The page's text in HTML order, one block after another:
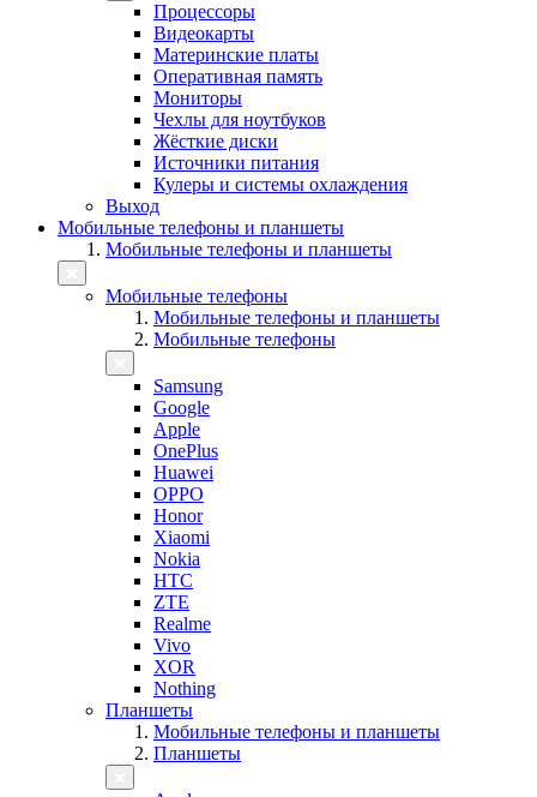
Процессоры
Видеокарты
Материнские платы
Оперативная память
Мониторы
Чехлы для ноутбуков
Жёсткие диски
Источники питания
Кулеры и системы охлаждения
Выход
Мобильные телефоны и планшеты
Мобильные телефоны и планшеты
Мобильные телефоны
Мобильные телефоны и планшеты
Мобильные телефоны
Samsung
Google
Apple
OnePlus
Huawei
OPPO
Honor
Xiaomi
Nokia
HTC
ZTE
Realme
Vivo
XOR
Nothing
Планшеты
Мобильные телефоны и планшеты
Планшеты